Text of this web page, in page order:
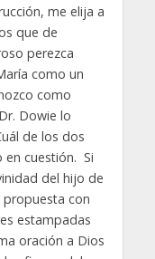
me elija a
que de
perezca
como un
como
Dowie lo
de los dos
en cuestión. Si
del hijo de
con
estampadas
oración a Dios